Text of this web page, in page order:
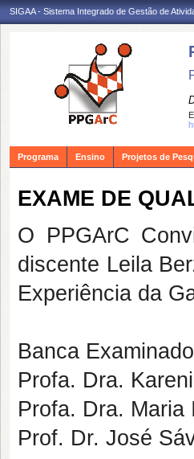
SIGAA - Sistema Integrado de Gestão de
Programa Ensino Projetos de
EXAME DE
O PPGArC
discente Leila
Experiência da
Banca
Profa. Dra.
Profa. Dra. Maria
Prof. Dr. José